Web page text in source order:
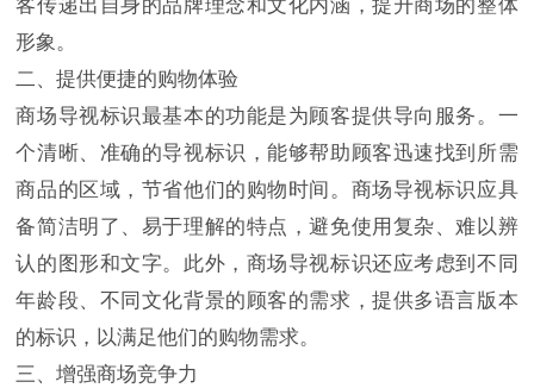
客传递出自身的品牌理念和文化内涵，提升商场的整体
形象。
二、提供便捷的购物体验
商场导视标识最基本的功能是为顾客提供导向服务。一
个清晰、准确的导视标识，能够帮助顾客迅速找到所需
商品的区域，节省他们的购物时间。商场导视标识应具
备简洁明了、易于理解的特点，避免使用复杂、难以辨
认的图形和文字。此外，商场导视标识还应考虑到不同
年龄段、不同文化背景的顾客的需求，提供多语言版本
的标识，以满足他们的购物需求。
三、增强商场竞争力